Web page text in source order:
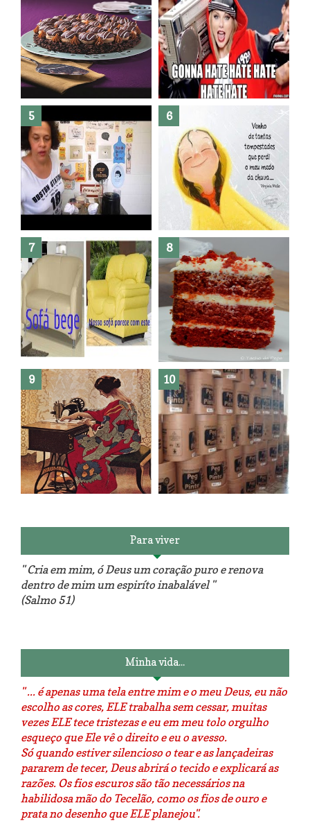
Banheiro novo por menos de
R$300,00 ?? E sem quebra
quebra ??( Editado)
Posso congelar bolo ??
Dez bolos pra fazer antes de
morrer !
Haters, como surgiram?
O medo que habita em nós.
Reforma do sofá, agora é em
patchwork!
The Red Velvet !!! O Perfeito
Para viver
" Cria em mim, ó Deus um coração puro e renova
dentro de mim um espiríto inabalável "
(Salmo 51)
Minha vida...
" ... é apenas uma tela entre mim e o meu Deus, eu não
escolho as cores, ELE trabalha sem cessar, muitas
vezes ELE tece tristezas e eu em meu tolo orgulho
esqueço que Ele vê o direito e eu o avesso.
Só quando estiver silencioso o tear e as lançadeiras
pararem de tecer, Deus abrirá o tecido e explicará as
razões. Os fios escuros são tão necessários na
habilidosa mão do Tecelão, como os fios de ouro e
prata no desenho que ELE planejou".